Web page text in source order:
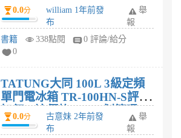
0.0分
william 1年前發
布
舉
報
書籍
338點閱
0 評論/給分
0
TATUNG大同 100L 3級定頻
單門電冰箱 TR-100HN-S評價
如何，這價格$5,990划算嗎?
0.0分
古意妹 2年前發
布
舉
報